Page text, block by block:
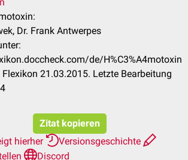
Dr. Frank Antwerpes
de/H%C3%A4motoxin
Flexikon 21.03.2015. Letzte Bearbeitung
Zitat kopieren
hierher
Versionsgeschichte
Discord